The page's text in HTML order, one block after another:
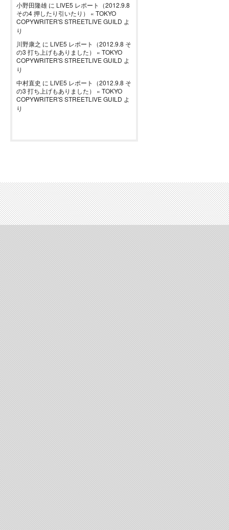
小野田隆雄 に LIVE5 レポート（2012.9.8
その4 押したり引いたり） « TOKYO
COPYWRITER'S STREETLIVE GUILD よ
り
川野康之 に LIVE5 レポート（2012.9.8 そ
の3 打ち上げもありました） « TOKYO
COPYWRITER'S STREETLIVE GUILD よ
り
中村直史 に LIVE5 レポート（2012.9.8 そ
の3 打ち上げもありました） « TOKYO
COPYWRITER'S STREETLIVE GUILD よ
り